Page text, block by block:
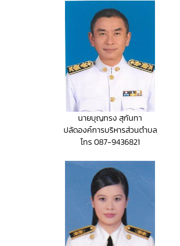
นายบุญทรง สุกันทา
ปลัดองค์การบริหารส่วนตำบล
โทร 087-9436821